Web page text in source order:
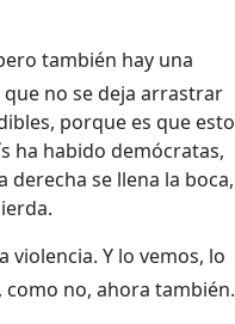
también hay una
no se deja arrastrar
porque es que esto
ha habido demócratas,
se llena la boca,
Y lo vemos, lo
no, ahora también.